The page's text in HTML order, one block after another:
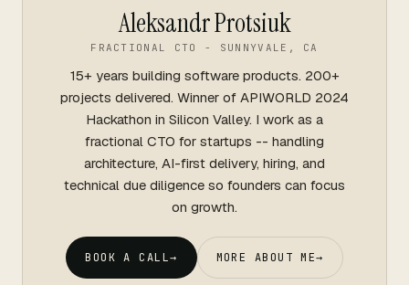
Aleksandr Protsiuk
FRACTIONAL CTO - SUNNYVALE, CA
15+ years building software products. 200+
projects delivered. Winner of APIWORLD 2024
Hackathon in Silicon Valley. I work as a
fractional CTO for startups -- handling
architecture, AI-first delivery, hiring, and
technical due diligence so founders can focus
on growth.
BOOK A CALL→ MORE ABOUT ME→